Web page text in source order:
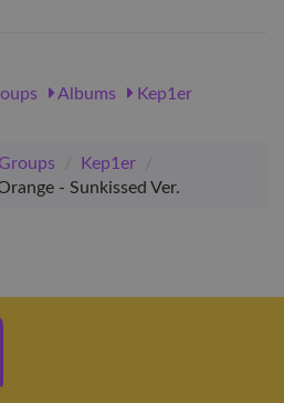
Albums
Kep1er
/ Kep1er
/
- Sunkissed Ver.